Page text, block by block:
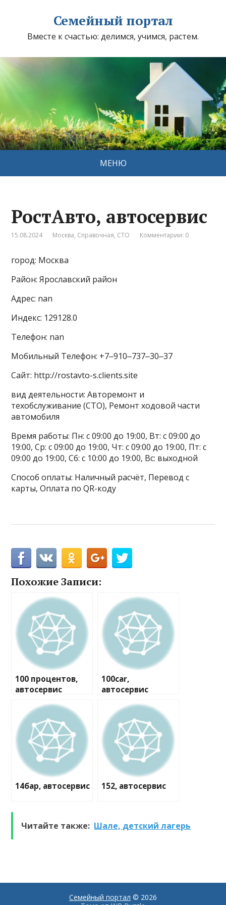
Семейный портал
Вместе к счастью: делимся, учимся, растем.
МЕНЮ
РостАвто, автосервис
15.08.2024 Москва, Справочная, СТО Комментарии: 0
город: Москва
Район: Ярославский район
Адрес: nan
Индекс: 129128.0
Телефон: nan
Мобильный Телефон: +7‒910‒737‒30‒37
Сайт: http://rostavto-s.clients.site
вид деятельности: Авторемонт и
техобслуживание (СТО), Ремонт ходовой части
автомобиля
Время работы: Пн: с 09:00 до 19:00, Вт: с 09:00 до
19:00, Ср: с 09:00 до 19:00, Чт: с 09:00 до 19:00, Пт: с
09:00 до 19:00, Сб: с 10:00 до 19:00, Вс: выходной
Способ оплаты: Наличный расчёт, Перевод с
карты, Оплата по QR-коду
Похожие Записи:
100 процентов,
автосервис
100car,
автосервис
14бар, автосервис 152, автосервис
Читайте также: Шале, детский лагерь
Семейный портал © 2026